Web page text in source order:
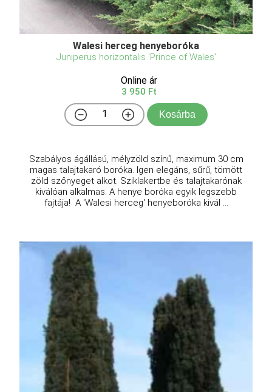
Walesi herceg henyeboróka
Juniperus horizontalis 'Prince of Wales'
Online ár
3 950 Ft
Kosárba
Szabályos ágállású, mélyzöld színű, maximum 30 cm
magas talajtakaró boróka. Igen elegáns, sűrű, tömött
zöld szőnyeget alkot. Sziklakertbe és talajtakarónak
kiválóan alkalmas. A henye boróka egyik legszebb
fajtája! A 'Walesi herceg' henyeboróka kivál ...